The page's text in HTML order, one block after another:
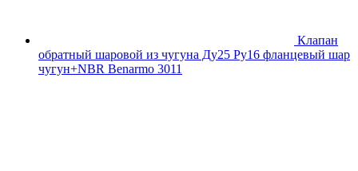
Клапан
обратный шаровой из чугуна Ду25 Ру16 фланцевый шар
чугун+NBR Benarmo 3011